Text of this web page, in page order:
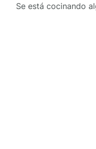
Se está cocinando